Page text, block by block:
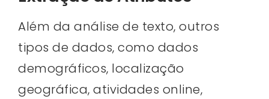
Além da análise de texto, outros
tipos de dados, como dados
demográficos, localização
geográfica, atividades online,